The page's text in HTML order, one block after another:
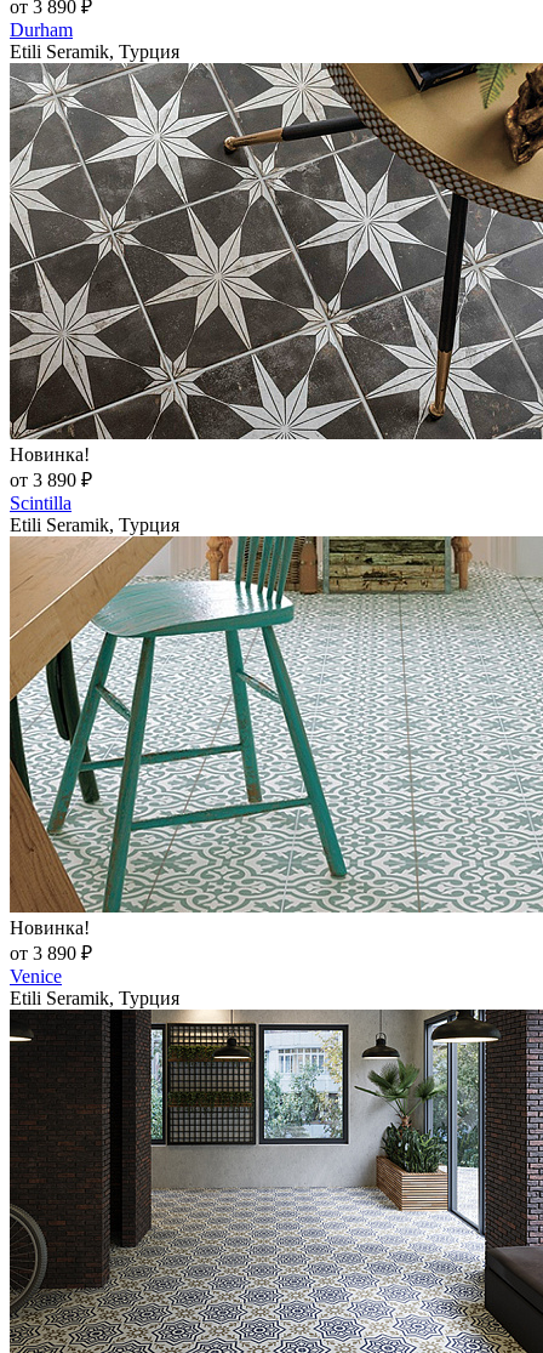
от 3 890 ₽
Durham
Etili Seramik, Турция
Новинка!
от 3 890 ₽
Scintilla
Etili Seramik, Турция
Новинка!
от 3 890 ₽
Venice
Etili Seramik, Турция